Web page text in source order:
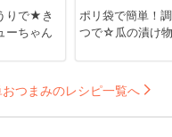
りで★き
ーちゃん
ポリ袋で簡単！
つで☆瓜の漬け物
つまみのレシピ一覧へ